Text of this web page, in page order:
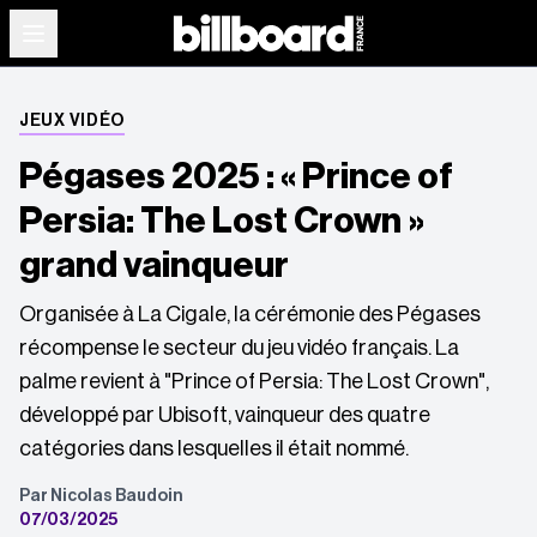
JEUX VIDÉO
Pégases 2025 : « Prince of
Persia: The Lost Crown »
grand vainqueur
Organisée à La Cigale, la cérémonie des Pégases
récompense le secteur du jeu vidéo français. La
palme revient à "Prince of Persia: The Lost Crown",
développé par Ubisoft, vainqueur des quatre
catégories dans lesquelles il était nommé.
Par Nicolas Baudoin
07/03/2025